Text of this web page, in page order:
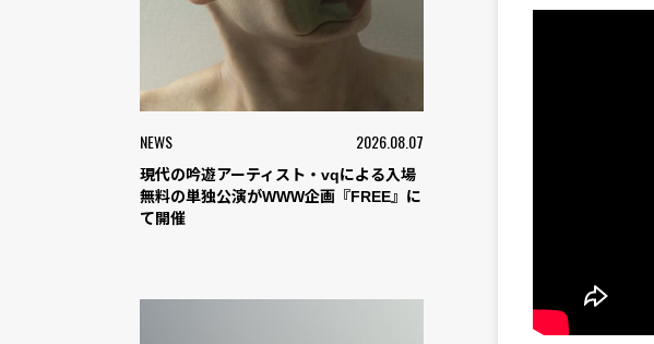
NEWS 2026.08.07
現代の吟遊アーティスト・vqによる入場
無料の単独公演がWWW企画『FREE』に
て開催